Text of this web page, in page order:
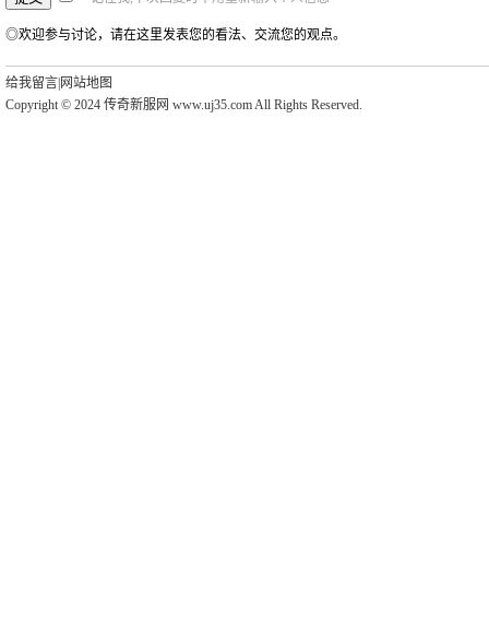
◎欢迎参与讨论，请在这里发表您的看法、交流您的观点。
给我留言 网站地图
Copyright © 2024 传奇新服网 www.uj35.com All Rights Reserved.